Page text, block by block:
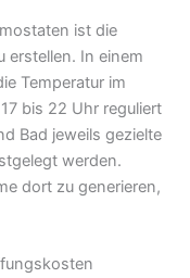
ist die
erstellen. In einem
Temperatur im
bis 22 Uhr reguliert
Bad jeweils gezielte
werden.
dort zu generieren,